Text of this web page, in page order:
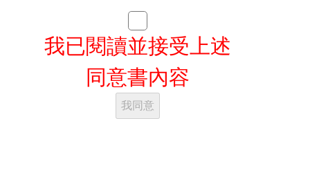
我已閱讀並接受上述
同意書內容